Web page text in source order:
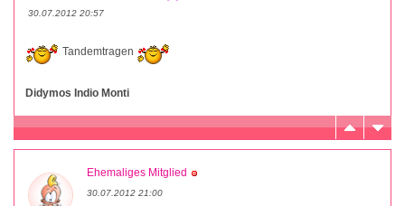
30.07.2012 20:57
Tandemtragen
Didymos Indio Monti
Ehemaliges Mitglied
30.07.2012 21:00